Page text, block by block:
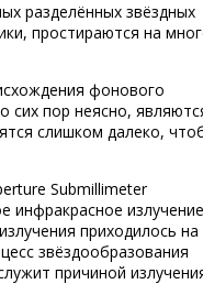
разделённых звёздных
простираются на
фонового
сих пор неясно,
слишком далеко,
Submillimeter
инфракрасное излучение
приходилось на
звёздообразования
причиной